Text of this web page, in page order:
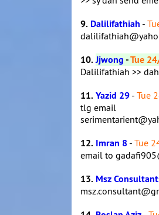
9. Dalilifathiah -
10.Jjwong-Tue
Dalilifathiah >>
11.Yazid 29 - Tue
tlg email
12. Imran 8 - Tue
email to
13. Msz